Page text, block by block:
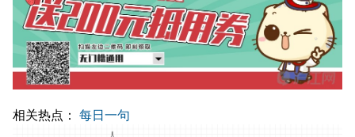
相关热点： 每日一句